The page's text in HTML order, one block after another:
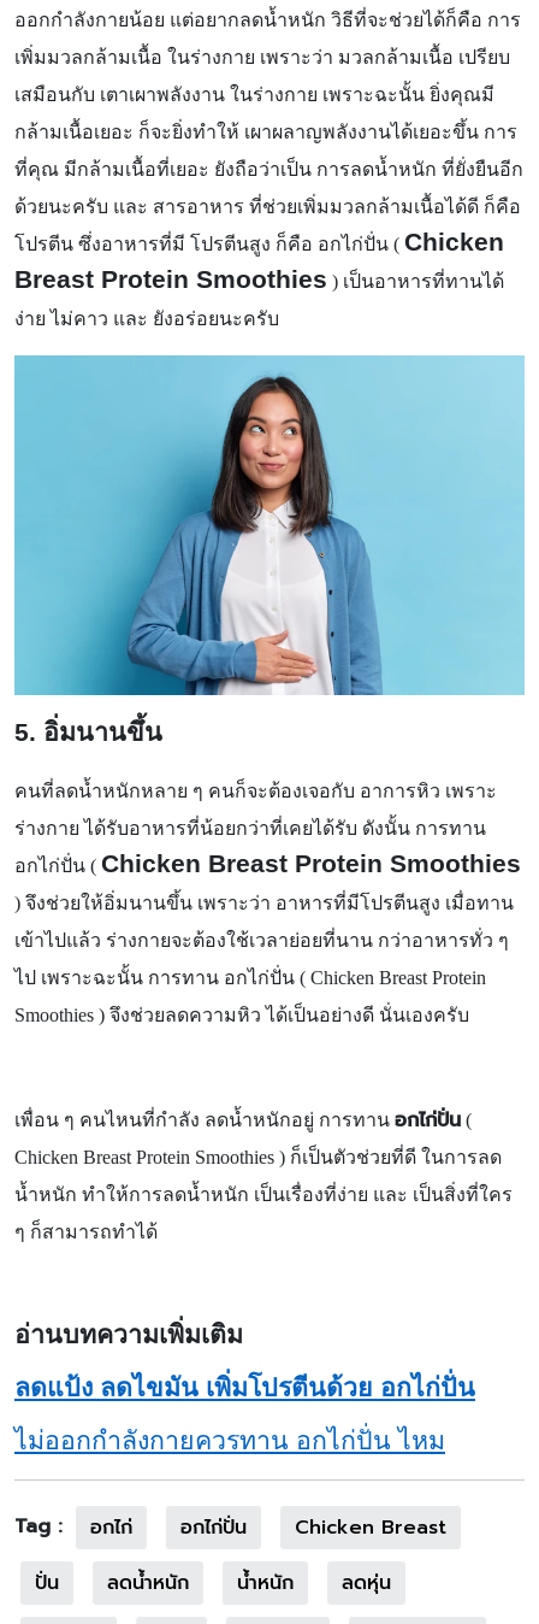
ออกกำลังกายน้อย แต่อยากลดน้ำหนัก วิธีที่จะช่วยได้ก็คือ การ
เพิ่มมวลกล้ามเนื้อ ในร่างกาย เพราะว่า มวลกล้ามเนื้อ เปรียบ
เสมือนกับ เตาเผาพลังงาน ในร่างกาย เพราะฉะนั้น ยิ่งคุณมี
กล้ามเนื้อเยอะ ก็จะยิ่งทำให้ เผาผลาญพลังงานได้เยอะขึ้น การ
ที่คุณ มีกล้ามเนื้อที่เยอะ ยังถือว่าเป็น การลดน้ำหนัก ที่ยั่งยืนอีก
ด้วยนะครับ และ สารอาหาร ที่ช่วยเพิ่มมวลกล้ามเนื้อได้ดี ก็คือ
โปรตีน ซึ่งอาหารที่มี โปรตีนสูง ก็คือ อกไก่ปั่น ( Chicken
Breast Protein Smoothies ) เป็นอาหารที่ทานได้
ง่าย ไม่คาว และ ยังอร่อยนะครับ
5. อิ่มนานขึ้น
คนที่ลดน้ำหนักหลาย ๆ คนก็จะต้องเจอกับ อาการหิว เพราะ
ร่างกาย ได้รับอาหารที่น้อยกว่าที่เคยได้รับ ดังนั้น การทาน
อกไก่ปั่น ( Chicken Breast Protein Smoothies
) จึงช่วยให้อิ่มนานขึ้น เพราะว่า อาหารที่มีโปรตีนสูง เมื่อทาน
เข้าไปแล้ว ร่างกายจะต้องใช้เวลาย่อยที่นาน กว่าอาหารทั่ว ๆ
ไป เพราะฉะนั้น การทาน อกไก่ปั่น ( Chicken Breast Protein
Smoothies ) จึงช่วยลดความหิว ได้เป็นอย่างดี นั่นเองครับ
เพื่อน ๆ คนไหนที่กำลัง ลดน้ำหนักอยู่ การทาน อกไก่ปั่น (
Chicken Breast Protein Smoothies ) ก็เป็นตัวช่วยที่ดี ในการลด
น้ำหนัก ทำให้การลดน้ำหนัก เป็นเรื่องที่ง่าย และ เป็นสิ่งที่ใคร
ๆ ก็สามารถทำได้
อ่านบทความเพิ่มเติม
ลดแป้ง ลดไขมัน เพิ่มโปรตีนด้วย อกไก่ปั่น
ไม่ออกกำลังกายควรทาน อกไก่ปั่น ไหม
Tag : อกไก่ อกไก่ปั่น
Chicken Breast
ปั่น
ลดน้ำหนัก น้ำหนัก
ลดหุ่น